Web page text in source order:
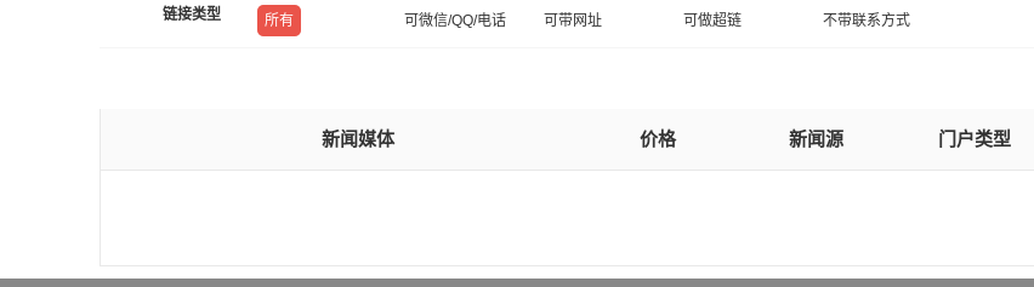
链接类型 所有 可微信/QQ/电话 可带网址 可做超链 不带联系方式
新闻媒体 价格 新闻源 门户类型